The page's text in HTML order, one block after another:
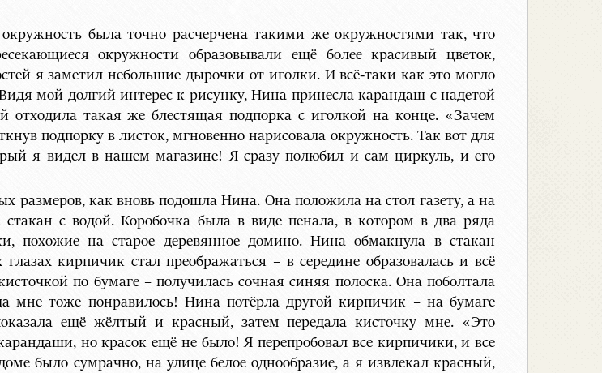
была точно расчерчена такими же окружностями так, что
окружности образовывали ещё более красивый цветок,
я заметил небольшие дырочки от иголки. И всё-таки как это могло
мой долгий интерес к рисунку, Нина принесла карандаш с надетой
отходила такая же блестящая подпорка с иголкой на конце. «Зачем
подпорку в листок, мгновенно нарисовала окружность. Так вот для
я видел в нашем магазине! Я сразу полюбил и сам циркуль, и его
размеров, как вновь подошла Нина. Она положила на стол газету, а на
с водой. Коробочка была в виде пенала, в котором в два ряда
похожие на старое деревянное домино. Нина обмакнула в стакан
кирпичик стал преображаться – в середине образовалась и всё
по бумаге – получилась сочная синяя полоска. Она поболтала
мне тоже понравилось! Нина потёрла другой кирпичик – на бумаге
ещё жёлтый и красный, затем передала кисточку мне. «Это
но красок ещё не было! Я перепробовал все кирпичики, и все
было сумрачно, на улице белое однообразие, а я извлекал красный,